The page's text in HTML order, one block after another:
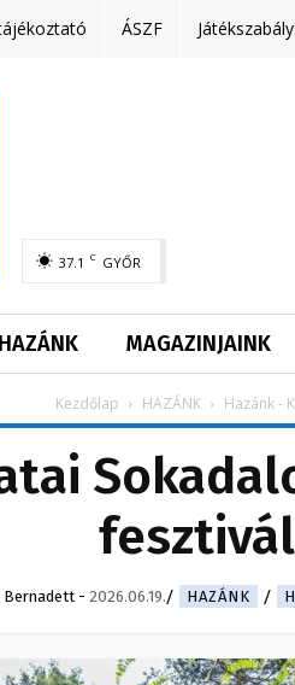
ÁSZF
37.1 C GYŐR
HAZÁNK MAGAZINJAINK
Kezdőlap HAZÁNK Hazánk -
fesztivál
Bernadett - 2026.06.19. HAZÁNK